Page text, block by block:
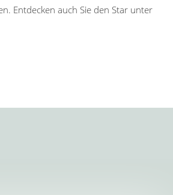
Entdecken auch Sie den Star unter